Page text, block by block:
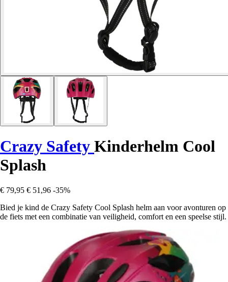
Crazy Safety Kinderhelm Cool
Splash
€ 79,95 € 51,96 -35%
Bied je kind de Crazy Safety Cool Splash helm aan voor avonturen op
de fiets met een combinatie van veiligheid, comfort en een speelse stijl.